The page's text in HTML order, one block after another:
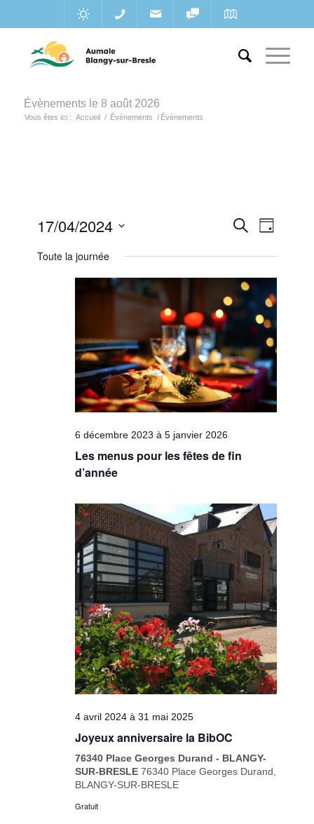
Évènements le 8 août 2026
Vous êtes ici : Accueil / Évènements / Évènements
de
vues
Recherche
de
vues
Jour
17/04/2024
une
Toute la journée
6 décembre 2023 à5 janvier 2026
Les menus pour les fêtes de fin
d’année
4 avril 2024 à31 mai 2025
Joyeux anniversaire la BibOC
76340 Place Georges Durand - BLANGY-
SUR-BRESLE76340 Place Georges Durand,
BLANGY-SUR-BRESLE
Gratuit